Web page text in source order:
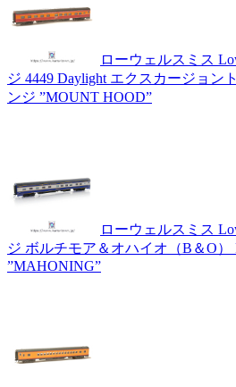
ローウェルスミス
ジ 4449 Daylight エクスカージョン
ンジ ”MOUNT HOOD”
ローウェルスミス
ジ ボルチモア＆オハイオ（B＆O）
”MAHONING”